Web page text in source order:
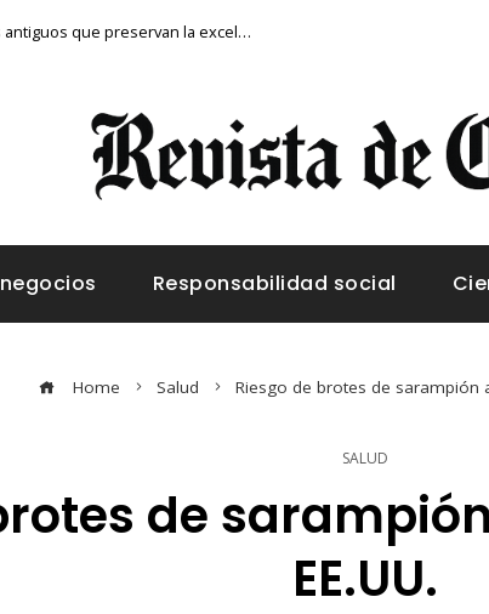
Los festivales de música más antiguos que preservan la excelencia artística
Responsabilidad social
Home Salud Riesgo de brotes de sarampión
SALUD
de
EE.UU.